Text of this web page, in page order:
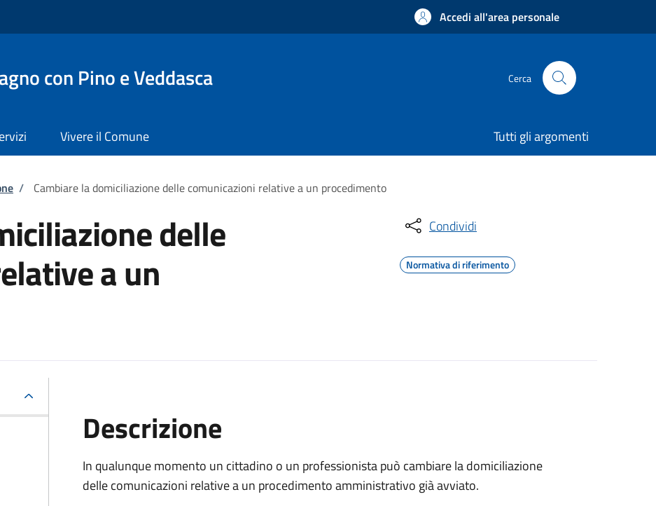
Accedi all'area personale
con Pino e Veddasca Cerca
Vivere il Comune Tutti gli argomenti
/ Cambiare la domiciliazione delle comunicazioni relative a un procedimento
delle
a un
Condividi
Normativa di riferimento
Descrizione
In qualunque momento un cittadino o un professionista può cambiare la domiciliazione
delle comunicazioni relative a un procedimento amministrativo già avviato.